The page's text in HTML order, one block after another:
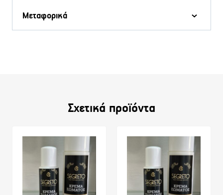
Μεταφορικά
Σχετικά προϊόντα